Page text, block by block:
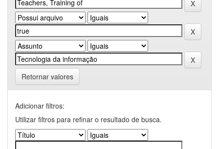
Retornar valores
Adicionar filtros:
Utilizar filtros para refinar o resultado de busca.